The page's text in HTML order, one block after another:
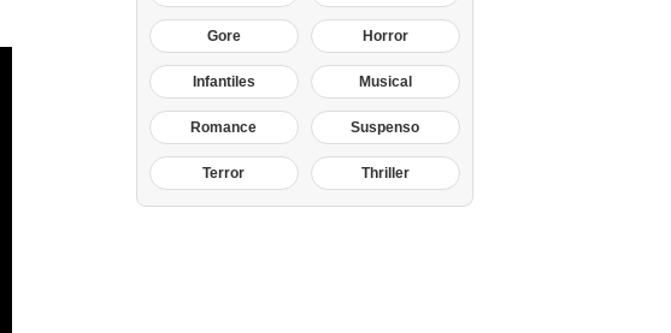
Gore Horror
Infantiles Musical
Romance Suspenso
Terror Thriller